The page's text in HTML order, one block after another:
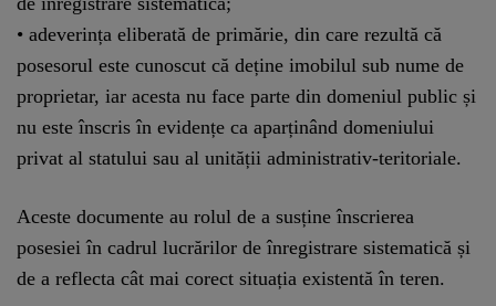
• adeverința eliberată de primărie, din care rezultă că
posesorul este cunoscut că deține imobilul sub nume de
proprietar, iar acesta nu face parte din domeniul public și
nu este înscris în evidențe ca aparținând domeniului
privat al statului sau al unității administrativ-teritoriale.
Aceste documente au rolul de a susține înscrierea
posesiei în cadrul lucrărilor de înregistrare sistematică și
de a reflecta cât mai corect situația existentă în teren.